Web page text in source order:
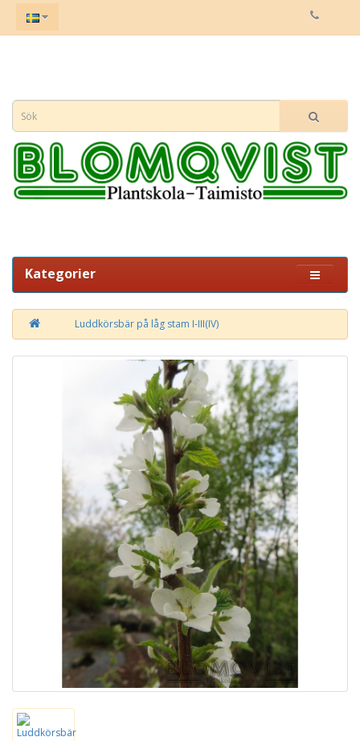
Kategorier
Luddkörsbär på låg stam I-III(IV)